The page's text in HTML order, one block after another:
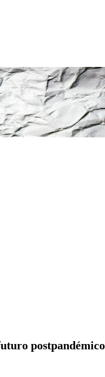
postpandémico